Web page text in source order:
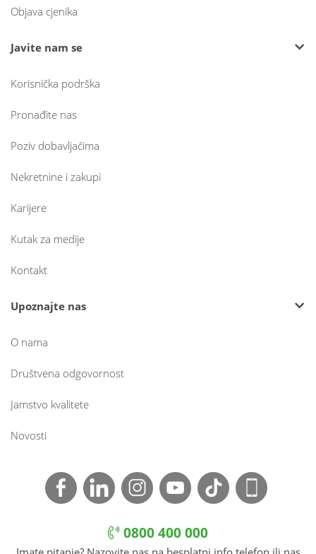
Objava cjenika
Javite nam se
Korisnička podrška
Pronađite nas
Poziv dobavljačima
Nekretnine i zakupi
Karijere
Kutak za medije
Kontakt
Upoznajte nas
O nama
Društvena odgovornost
Jamstvo kvalitete
Novosti
0800 400 000